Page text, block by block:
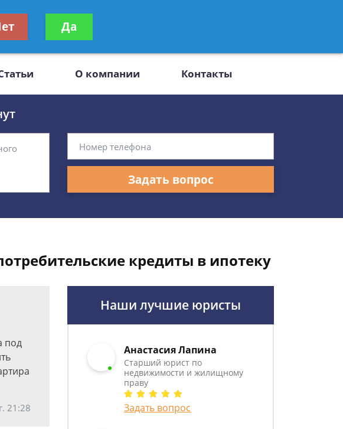
Получите консультацию
бесплатно
О компании Контакты
Задать вопрос
кредиты в ипотеку
под
21:28
Наши лучшие юристы
Анастасия Лапина
Старший юрист по
недвижимости и жилищному
праву
Задать вопрос
Да